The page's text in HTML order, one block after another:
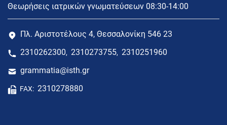
Θεωρήσεις ιατρικών γνωματεύσεων 08:30-14:00
Πλ. Αριστοτέλους 4, Θεσσαλονίκη 546 23
2310262300, 2310273755, 2310251960
grammatia@isth.gr
FAX: 2310278880